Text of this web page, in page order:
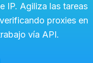
IP. Agiliza las tareas
proxies en
vía API.